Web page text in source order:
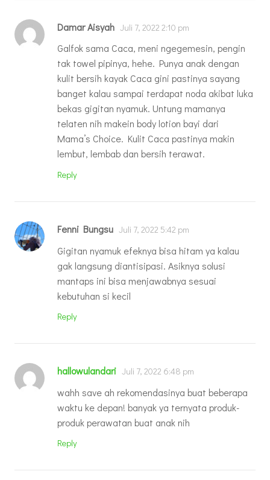
Damar Aisyah Juli 7, 2022 2:10 pm
Galfok sama Caca, meni ngegemesin, pengin
tak towel pipinya, hehe. Punya anak dengan
kulit bersih kayak Caca gini pastinya sayang
banget kalau sampai terdapat noda akibat luka
bekas gigitan nyamuk. Untung mamanya
telaten nih makein body lotion bayi dari
Mama’s Choice. Kulit Caca pastinya makin
lembut, lembab dan bersih terawat.
Reply
Fenni Bungsu Juli 7, 2022 5:42 pm
Gigitan nyamuk efeknya bisa hitam ya kalau
gak langsung diantisipasi. Asiknya solusi
mantaps ini bisa menjawabnya sesuai
kebutuhan si kecil
Reply
hallowulandari Juli 7, 2022 6:48 pm
wahh save ah rekomendasinya buat beberapa
waktu ke depan! banyak ya ternyata produk-
produk perawatan buat anak nih
Reply